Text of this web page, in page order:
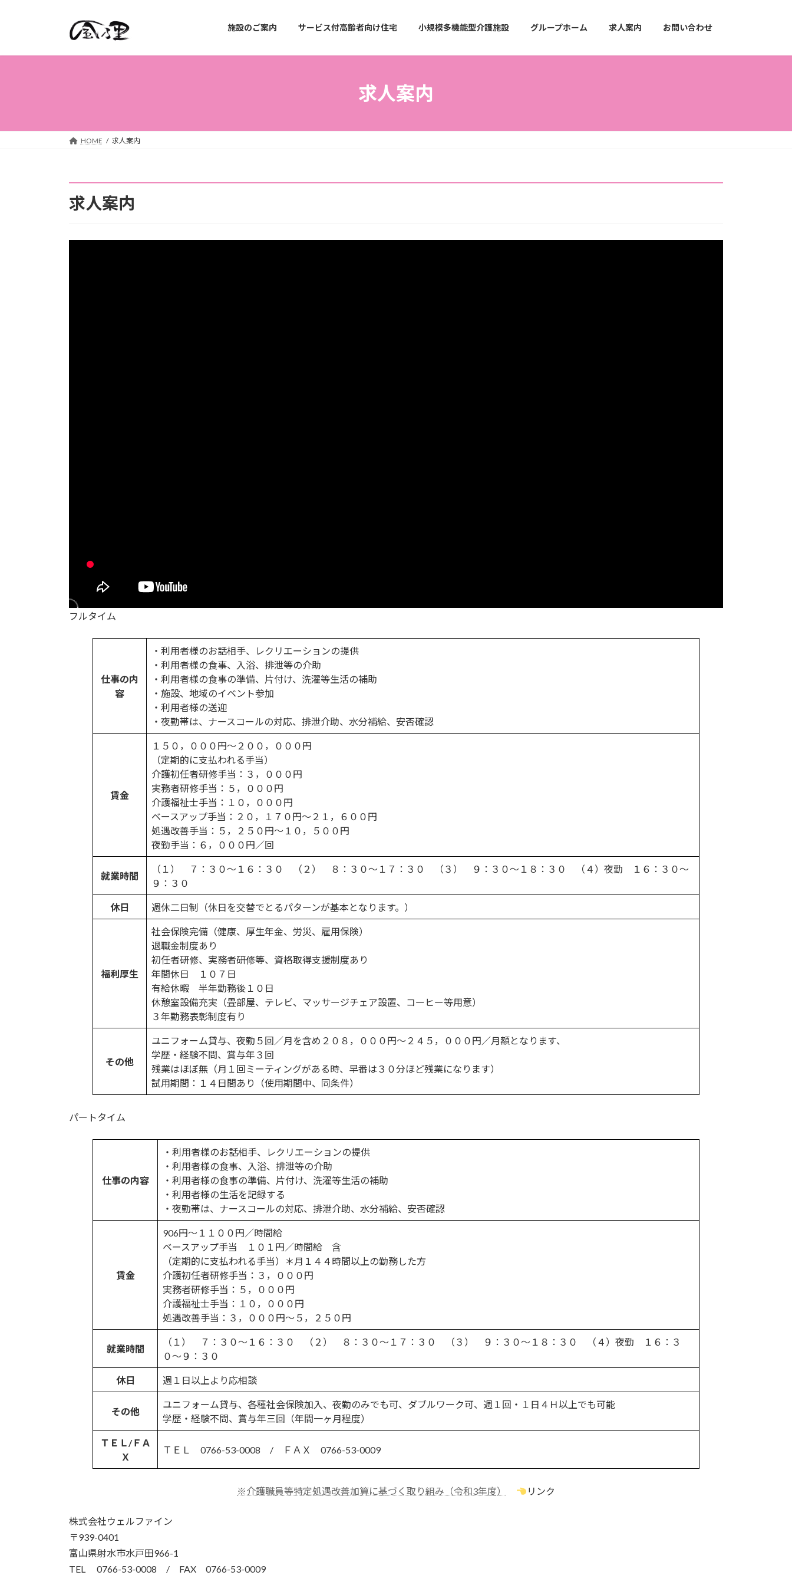
プ
動
施設のご案内 サービス付高齢者向け住宅 小規模多機能型介護施設 グループホーム 求人案内 お問い合わせ
求人案内
HOME 求人案内
求人案内
フルタイム
仕事の内
容
・利用者様のお話相手、レクリエーションの提供
・利用者様の食事、入浴、排泄等の介助
・利用者様の食事の準備、片付け、洗濯等生活の補助
・施設、地域のイベント参加
・利用者様の送迎
・夜勤帯は、ナースコールの対応、排泄介助、水分補給、安否確認
賃金
１５０，０００円〜２００，０００円
（定期的に支払われる手当）
介護初任者研修手当：３，０００円
実務者研修手当：５，０００円
介護福祉士手当：１０，０００円
ベースアップ手当：２０，１７０円～２１，６００円
処遇改善手当：５，２５０円〜１０，５００円
夜勤手当：６，０００円／回
就業時間
（１） ７：３０〜１６：３０ （２） ８：３０〜１７：３０ （３） ９：３０〜１８：３０ （４）夜勤 １６：３０〜
９：３０
休日 週休二日制（休日を交替でとるパターンが基本となります。）
福利厚生
社会保険完備（健康、厚生年金、労災、雇用保険）
退職金制度あり
初任者研修、実務者研修等、資格取得支援制度あり
年間休日 １０７日
有給休暇 半年勤務後１０日
休憩室設備充実（畳部屋、テレビ、マッサージチェア設置、コーヒー等用意）
３年勤務表彰制度有り
その他
ユニフォーム貸与、夜勤５回／月を含め２０８，０００円〜２４５，０００円／月額となります、
学歴・経験不問、賞与年３回
残業はほぼ無（月１回ミーティングがある時、早番は３０分ほど残業になります）
試用期間：１４日間あり（使用期間中、同条件）
パートタイム
仕事の内容
・利用者様のお話相手、レクリエーションの提供
・利用者様の食事、入浴、排泄等の介助
・利用者様の食事の準備、片付け、洗濯等生活の補助
・利用者様の生活を記録する
・夜勤帯は、ナースコールの対応、排泄介助、水分補給、安否確認
賃金
906円〜１１００円／時間給
ベースアップ手当 １０１円／時間給 含
（定期的に支払われる手当）＊月１４４時間以上の勤務した方
介護初任者研修手当：３，０００円
実務者研修手当：５，０００円
介護福祉士手当：１０，０００円
処遇改善手当：３，０００円〜５，２５０円
就業時間
（１） ７：３０〜１６：３０ （２） ８：３０〜１７：３０ （３） ９：３０〜１８：３０ （４）夜勤 １６：３
０〜９：３０
休日 週１日以上より応相談
その他
ユニフォーム貸与、各種社会保険加入、夜勤のみでも可、ダブルワーク可、週１回・１日４Ｈ以上でも可能
学歴・経験不問、賞与年三回（年間一ヶ月程度）
ＴＥＬ/ＦＡ
Ｘ
ＴＥＬ 0766-53-0008 / ＦＡＸ 0766-53-0009
※介護職員等特定処遇改善加算に基づく取り組み（令和3年度） リンク
株式会社ウェルファイン
〒939-0401
富山県射水市水戸田966-1
TEL 0766-53-0008 / FAX 0766-53-0009